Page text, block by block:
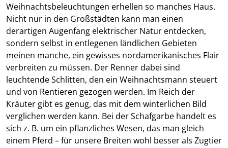
Weihnachtsbeleuchtungen erhellen so manches Haus.
Nicht nur in den Großstädten kann man einen
derartigen Augenfang elektrischer Natur entdecken,
sondern selbst in entlegenen ländlichen Gebieten
meinen manche, ein gewisses nordamerikanisches Flair
verbreiten zu müssen. Der Renner dabei sind
leuchtende Schlitten, den ein Weihnachtsmann steuert
und von Rentieren gezogen werden. Im Reich der
Kräuter gibt es genug, das mit dem winterlichen Bild
verglichen werden kann. Bei der Schafgarbe handelt es
sich z. B. um ein pflanzliches Wesen, das man gleich
einem Pferd – für unsere Breiten wohl besser als Zugtier